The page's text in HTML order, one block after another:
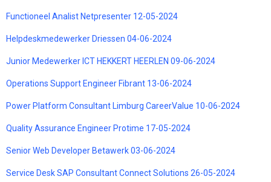
Functioneel Analist Netpresenter 12-05-2024
Helpdeskmedewerker Driessen 04-06-2024
Junior Medewerker ICT HEKKERT HEERLEN 09-06-2024
Operations Support Engineer Fibrant 13-06-2024
Power Platform Consultant Limburg CareerValue 10-06-2024
Quality Assurance Engineer Protime 17-05-2024
Senior Web Developer Betawerk 03-06-2024
Service Desk SAP Consultant Connect Solutions 26-05-2024